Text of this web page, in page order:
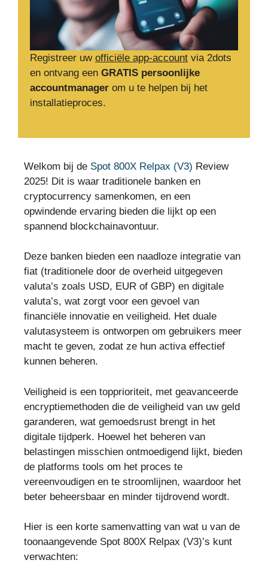
Registreer uw officiële app-account via 2dots
en ontvang een GRATIS persoonlijke
accountmanager om u te helpen bij het
installatieproces.
Welkom bij de Spot 800X Relpax (V3) Review
2025! Dit is waar traditionele banken en
cryptocurrency samenkomen, en een
opwindende ervaring bieden die lijkt op een
spannend blockchainavontuur.
Deze banken bieden een naadloze integratie van
fiat (traditionele door de overheid uitgegeven
valuta’s zoals USD, EUR of GBP) en digitale
valuta’s, wat zorgt voor een gevoel van
financiële innovatie en veiligheid. Het duale
valutasysteem is ontworpen om gebruikers meer
macht te geven, zodat ze hun activa effectief
kunnen beheren.
Veiligheid is een topprioriteit, met geavanceerde
encryptiemethoden die de veiligheid van uw geld
garanderen, wat gemoedsrust brengt in het
digitale tijdperk. Hoewel het beheren van
belastingen misschien ontmoedigend lijkt, bieden
de platforms tools om het proces te
vereenvoudigen en te stroomlijnen, waardoor het
beter beheersbaar en minder tijdrovend wordt.
Hier is een korte samenvatting van wat u van de
toonaangevende Spot 800X Relpax (V3)’s kunt
verwachten: